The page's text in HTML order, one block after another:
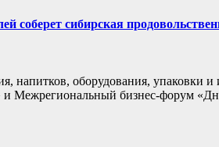
соберет сибирская
напитков, оборудования,
и Межрегиональный бизнес-форум